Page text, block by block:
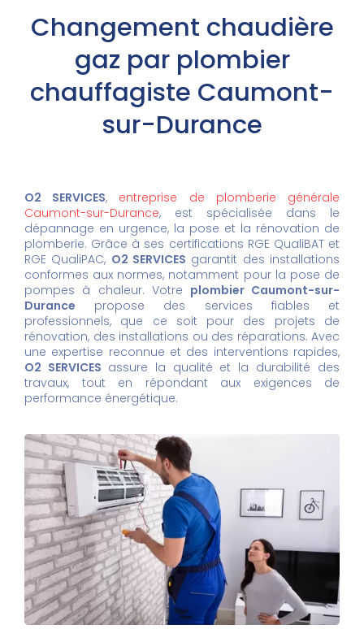
Changement chaudière
gaz par plombier
chauffagiste Caumont-
sur-Durance
O2 SERVICES, entreprise de plomberie générale
Caumont-sur-Durance, est spécialisée dans le
dépannage en urgence, la pose et la rénovation de
plomberie. Grâce à ses certifications RGE QualiBAT et
RGE QualiPAC, O2 SERVICES garantit des installations
conformes aux normes, notamment pour la pose de
pompes à chaleur. Votre plombier Caumont-sur-
Durance propose des services fiables et
professionnels, que ce soit pour des projets de
rénovation, des installations ou des réparations. Avec
une expertise reconnue et des interventions rapides,
O2 SERVICES assure la qualité et la durabilité des
travaux, tout en répondant aux exigences de
performance énergétique.